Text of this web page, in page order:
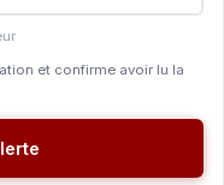
et confirme avoir lu la